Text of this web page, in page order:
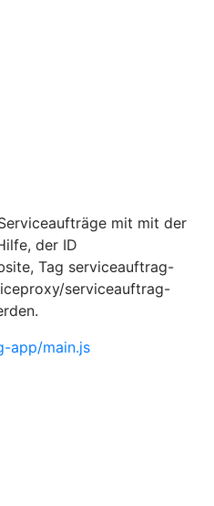
mit mit der
der ID
Tag serviceauftrag-
serviceauftrag-
app/main.js